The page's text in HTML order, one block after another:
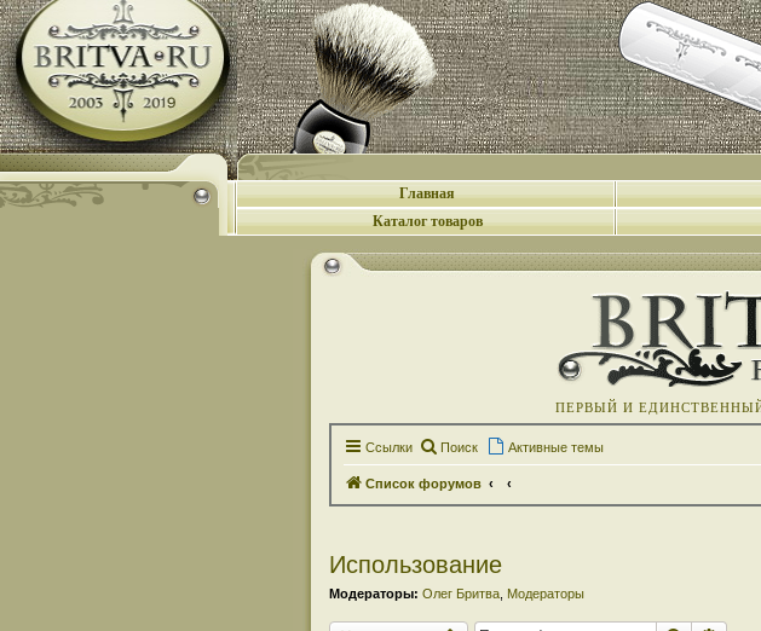
Главная
Каталог товаров
ПЕРВЫЙ И
Ссылки Поиск Активные темы
Список форумов
Использование
Модераторы: Олег Бритва Модераторы